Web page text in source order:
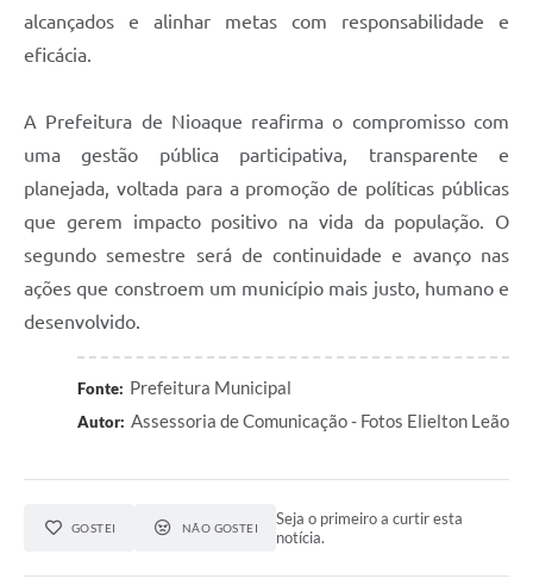
alcançados e alinhar metas com responsabilidade e
eficácia.
A Prefeitura de Nioaque reafirma o compromisso com
uma gestão pública participativa, transparente e
planejada, voltada para a promoção de políticas públicas
que gerem impacto positivo na vida da população. O
segundo semestre será de continuidade e avanço nas
ações que constroem um município mais justo, humano e
desenvolvido.
Fonte: Prefeitura Municipal
Autor: Assessoria de Comunicação - Fotos Elielton Leão
GOSTEI NÃO GOSTEI
Seja o primeiro a curtir esta
notícia.